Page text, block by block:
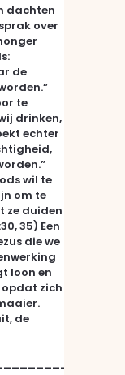
dachten
over
de
te
drinken,
echter
wil te
om te
ze duiden
35) Een
die we
loon en
zich
de